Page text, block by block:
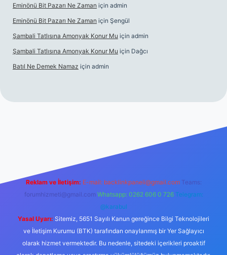
Eminönü Bit Pazarı Ne Zaman için admin
Eminönü Bit Pazarı Ne Zaman için Şengül
Şambali Tatlısına Amonyak Konur Mu için admin
Şambali Tatlısına Amonyak Konur Mu için Dağcı
Batıl Ne Demek Namaz için admin
Reklam ve İletişim: E-mail: backlinkpaneli@gmail.com Teams:
forumhizmeti@gmail.com Whatsapp: 0262 606 0 726 Telegram:
@karabul
Yasal Uyarı: Sitemiz, 5651 Sayılı Kanun gereğince Bilgi Teknolojileri
ve İletişim Kurumu (BTK) tarafından onaylanmış bir Yer Sağlayıcı
olarak hizmet vermektedir. Bu nedenle, sitedeki içerikleri proaktif